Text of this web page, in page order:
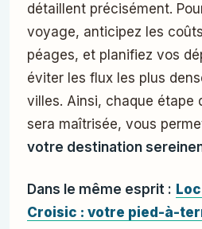
détaillent précisément.
voyage, anticipez les
péages, et planifiez vos
éviter les flux les plus
villes. Ainsi, chaque étape
sera maîtrisée, vous
votre destination
Dans le même esprit :
Croisic : votre pied-à-